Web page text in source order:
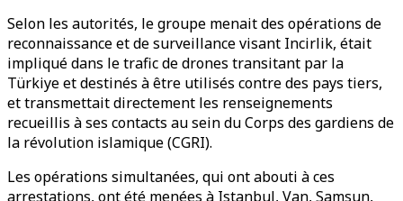
Selon les autorités, le groupe menait des opérations de
reconnaissance et de surveillance visant Incirlik, était
impliqué dans le trafic de drones transitant par la
Türkiye et destinés à être utilisés contre des pays tiers,
et transmettait directement les renseignements
recueillis à ses contacts au sein du Corps des gardiens de
la révolution islamique (CGRI).
Les opérations simultanées, qui ont abouti à ces
arrestations, ont été menées à Istanbul, Van, Samsun,